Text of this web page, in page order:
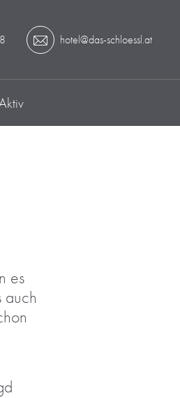
hotel@das-schloessl.at
es
auch